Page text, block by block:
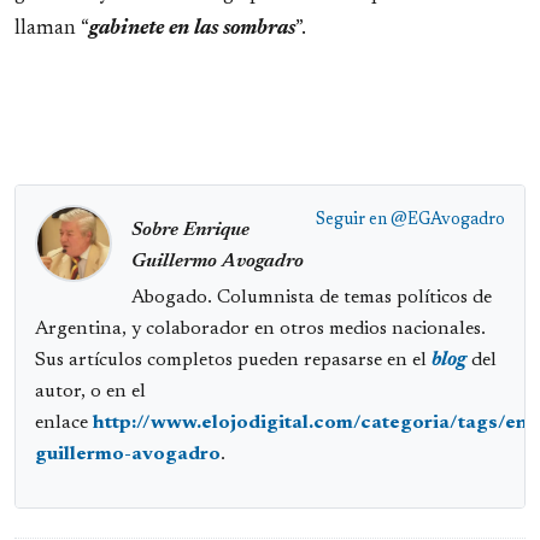
llaman “gabinete en las sombras”.
Seguir en @EGAvogadro
Sobre Enrique
Guillermo Avogadro
Abogado. Columnista de temas políticos de
Argentina, y colaborador en otros medios nacionales.
Sus artículos completos pueden repasarse en el blogdel
autor, o en el
enlace http://www.elojodigital.com/categoria/tags/
guillermo-avogadro.